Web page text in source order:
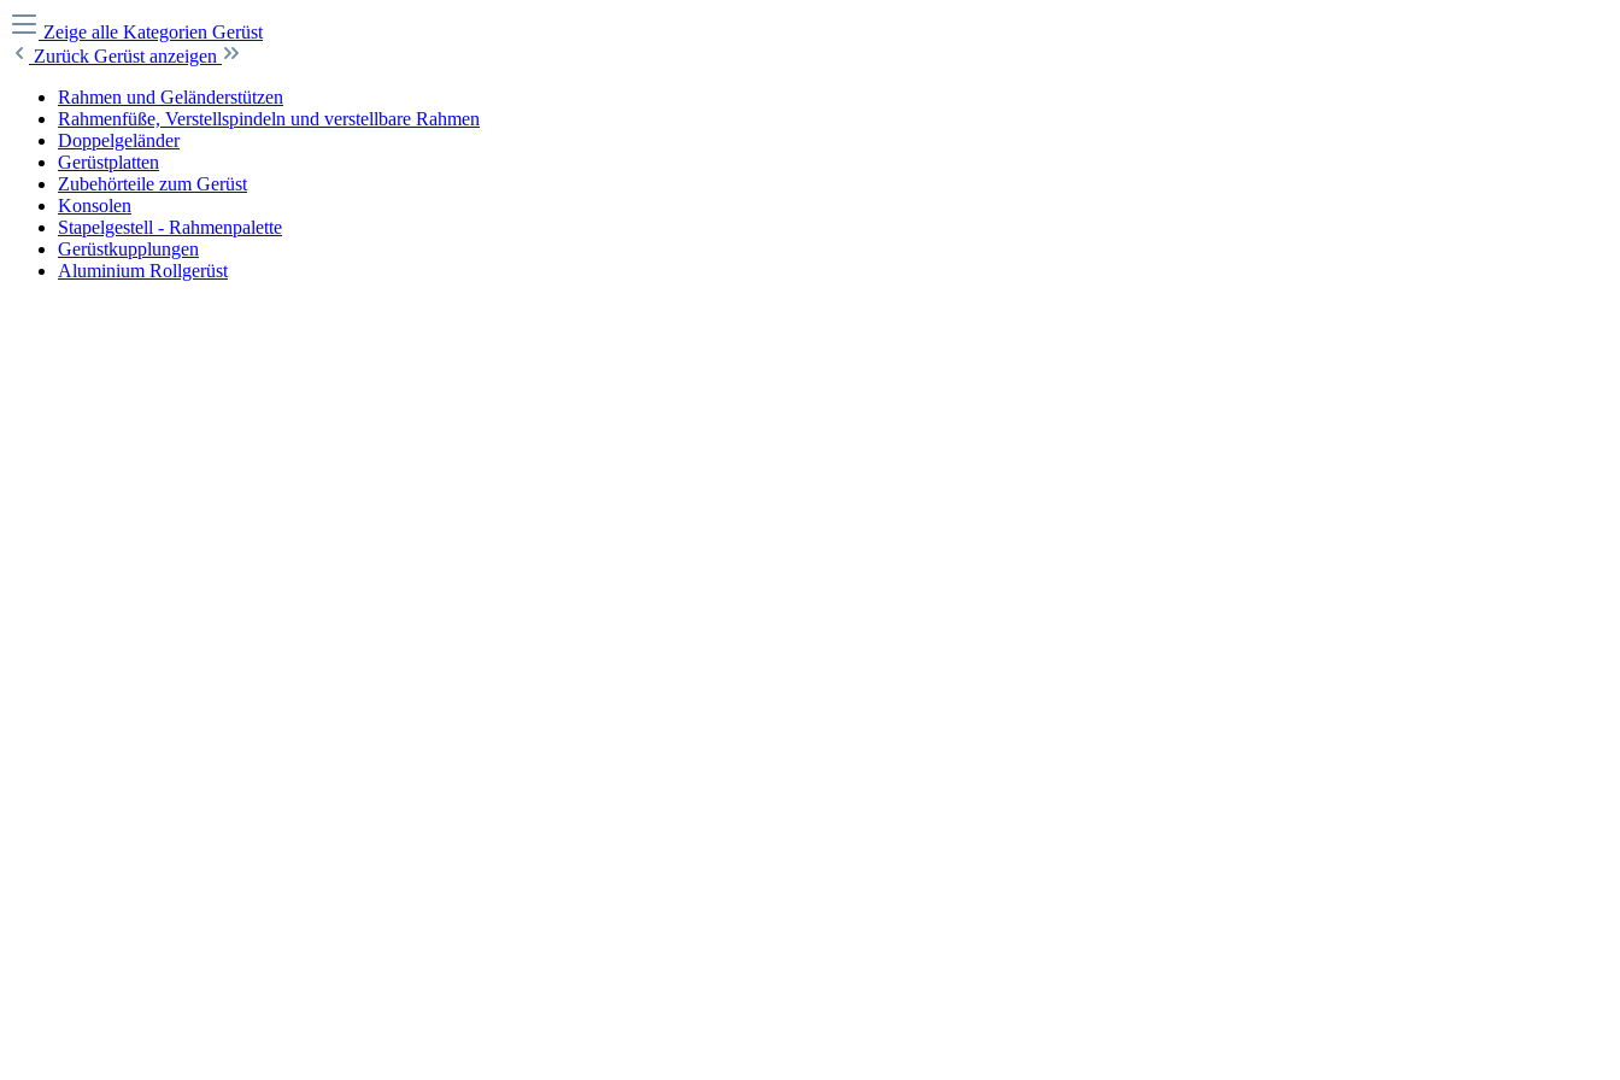
Zeige alle Kategorien Gerüst
Zurück Gerüst anzeigen
Rahmen und Geländerstützen
Rahmenfüße, Verstellspindeln und verstellbare Rahmen
Doppelgeländer
Gerüstplatten
Zubehörteile zum Gerüst
Konsolen
Stapelgestell - Rahmenpalette
Gerüstkupplungen
Aluminium Rollgerüst